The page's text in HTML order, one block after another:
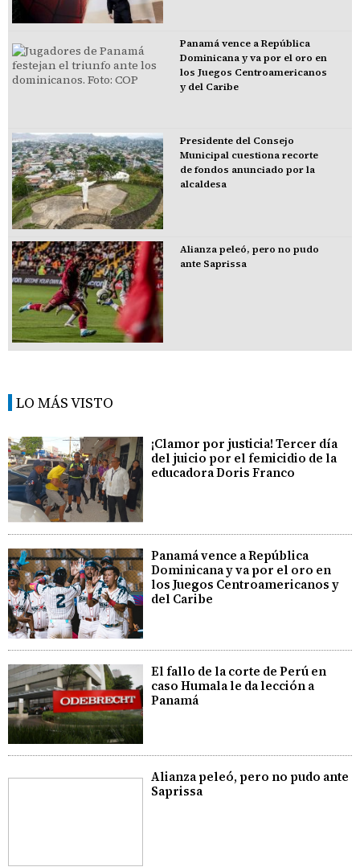
Panamá vence a República
Dominicana y va por el oro en
los Juegos Centroamericanos
y del Caribe
Presidente del Consejo
Municipal cuestiona recorte
de fondos anunciado por la
alcaldesa
Alianza peleó, pero no pudo
ante Saprissa
LO MÁS VISTO
¡Clamor por justicia! Tercer día
del juicio por el femicidio de la
educadora Doris Franco
Panamá vence a República
Dominicana y va por el oro en
los Juegos Centroamericanos y
del Caribe
El fallo de la corte de Perú en
caso Humala le da lección a
Panamá
Alianza peleó, pero no pudo ante
Saprissa